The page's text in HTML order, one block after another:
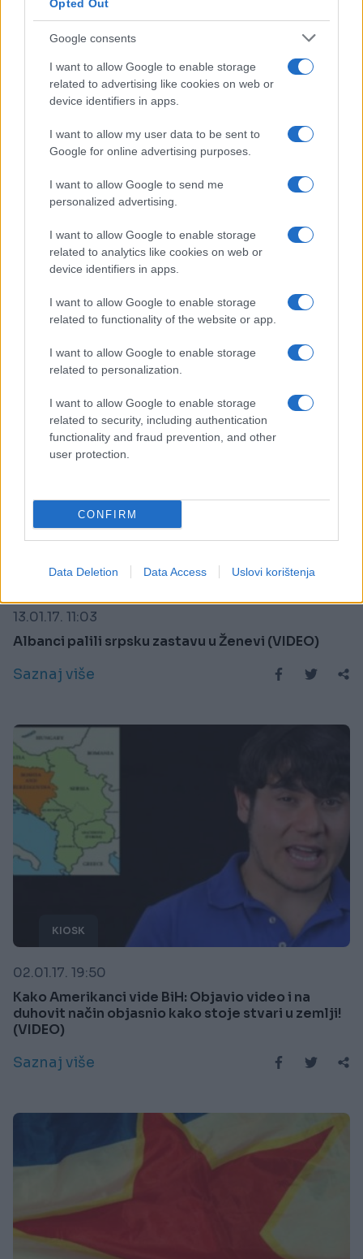
Opted Out
Google consents
I want to allow Google to enable storage
related to advertising like cookies on web or
device identifiers in apps.
I want to allow my user data to be sent to
Google for online advertising purposes.
I want to allow Google to send me
personalized advertising.
I want to allow Google to enable storage
related to analytics like cookies on web or
device identifiers in apps.
I want to allow Google to enable storage
related to functionality of the website or app.
I want to allow Google to enable storage
related to personalization.
I want to allow Google to enable storage
related to security, including authentication
functionality and fraud prevention, and other
user protection.
CONFIRM
Data Deletion Data Access Uslovi korištenja
OSTALI SPORTOVI
24.02.17. 16:55
Na žrijebu za svjetsko prvenstvo predstavljeni sa
Saznaj više
REGION
13.01.17. 11:03
Albanci palili srpsku zastavu u Ženevi (VIDEO)
Saznaj više
KIOSK
02.01.17. 19:50
Kako Amerikanci vide BiH: Objavio video i na
duhovit način objasnio kako stoje stvari u zemlji!
(VIDEO)
Saznaj više